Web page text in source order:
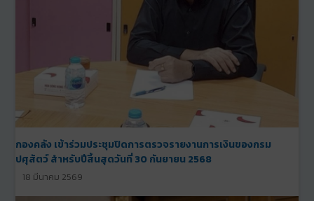
กองคลัง เข้าร่วมประชุมปิดการตรวจรายงานการเงินของกรม
ปศุสัตว์ สำหรับปีสิ้นสุดวันที่ 30 กันยายน 2568
18 มีนาคม 2569